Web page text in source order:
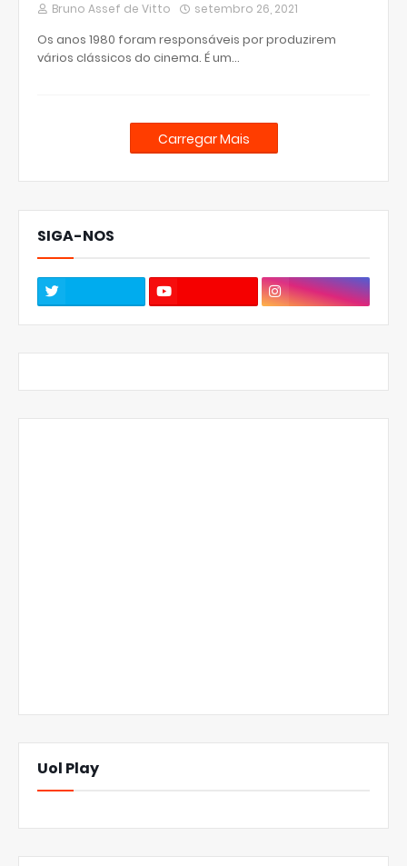
Bruno Assef de Vitto setembro 26, 2021
Os anos 1980 foram responsáveis por produzirem
vários clássicos do cinema. É um…
Carregar Mais
SIGA-NOS
Uol Play